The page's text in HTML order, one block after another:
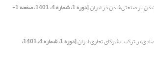
بر صنعتی‌شدن در ایران [دوره 1، شماره 4، 1401، صفحه 1-
بر ترکیب شرکای تجاری ایران [دوره 1، شماره 4، 1401،